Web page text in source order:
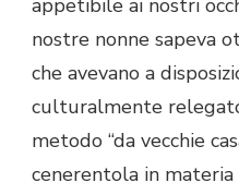
appetibile ai nostri
nostre nonne sapeva
che avevano a
culturalmente
metodo “da vecchie
cenerentola in